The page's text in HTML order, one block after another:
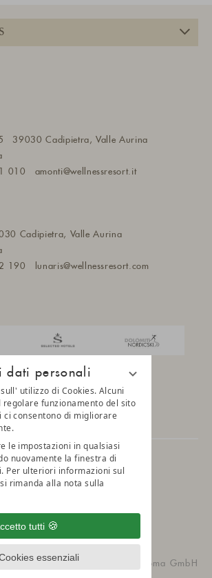
dati personali
utilizzo di Cookies. Alcuni
funzionamento del sito
consentono di migliorare
le impostazioni in qualsiasi
nuovamente la finestra di
Per ulteriori informazioni sul
rimanda alla nota sulla
tutti
essenziali
39030 Cadipietra, Valle Aurina
010 amonti@wellnessresort.it
Cadipietra, Valle Aurina
190 lunaris@wellnessresort. com
vioma GmbH
Wellnessresort
della privacy